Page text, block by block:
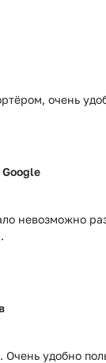
очень
Google
невозможно
удобно